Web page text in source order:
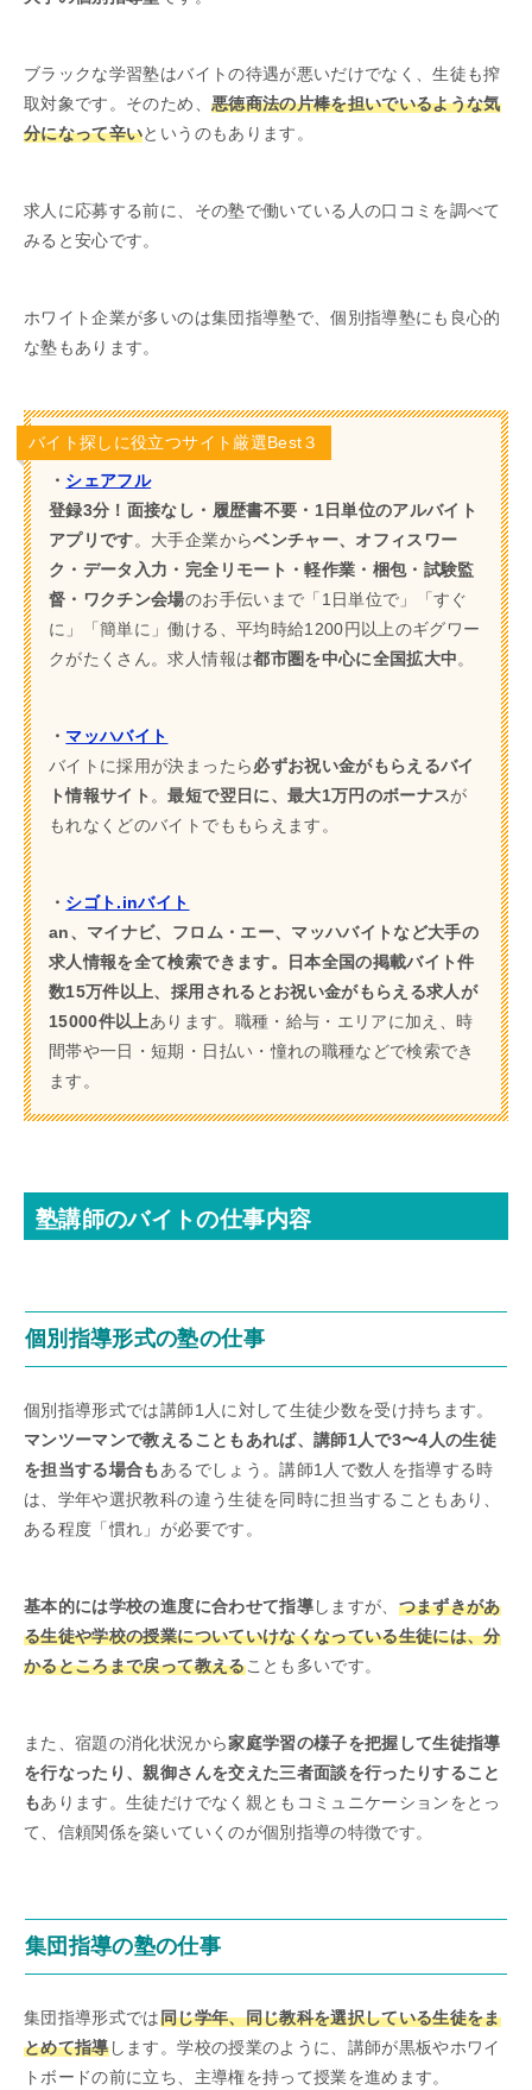
ブラックな学習塾はバイトの待遇が悪いだけでなく、生徒も搾
取対象です。そのため、 悪徳商法の片棒を担いでいるような気
分になって辛いというのもあります。
求人に応募する前に、その塾で働いている人の口コミを調べて
みると安心です。
ホワイト企業が多いのは集団指導塾で、個別指導塾にも良心的
な塾もあります。
バイト探しに役立つサイト厳選Best３
・ シェアフル
登録3分！面接なし・履歴書不要・1日単位のアルバイト
アプリです。大手企業からベンチャー、オフィスワー
ク・データ入力・完全リモート・軽作業・梱包・試験監
督・ワクチン会場のお手伝いまで「1日単位で」「すぐ
に」「簡単に」働ける、平均時給1200円以上のギグワー
クがたくさん。求人情報は都市圏を中心に全国拡大中。
・ マッハバイト
バイトに採用が決まったら必ずお祝い金がもらえるバイ
ト情報サイト 。最短で翌日に、最大1万円のボーナスが
もれなくどのバイトでももらえます。
・ シゴト.inバイト
an、マイナビ、フロム・エー、マッハバイトなど大手の
求人情報を全て検索できます。日本全国の掲載バイト件
数15万件以上、採用されるとお祝い金がもらえる求人が
15000件以上あります。職種・給与・エリアに加え、時
間帯や一日・短期・日払い・憧れの職種などで検索でき
ます。
塾講師のバイトの仕事内容
個別指導形式の塾の仕事
個別指導形式では講師1人に対して生徒少数を受け持ちます。
マンツーマンで教えることもあれば、講師1人で3〜4人の生徒
を担当する場合もあるでしょう。講師1人で数人を指導する時
は、学年や選択教科の違う生徒を同時に担当することもあり、
ある程度「慣れ」が必要です。
基本的には学校の進度に合わせて指導しますが、 つまずきがあ
る生徒や学校の授業についていけなくなっている生徒には、分
かるところまで戻って教えることも多いです。
また、宿題の消化状況から家庭学習の様子を把握して生徒指導
を行なったり、親御さんを交えた三者面談を行ったりすること
もあります。生徒だけでなく親ともコミュニケーションをとっ
て、信頼関係を築いていくのが個別指導の特徴です。
集団指導の塾の仕事
集団指導形式では同じ学年、同じ教科を選択している生徒をま
とめて指導します。学校の授業のように、講師が黒板やホワイ
トボードの前に立ち、主導権を持って授業を進めます。